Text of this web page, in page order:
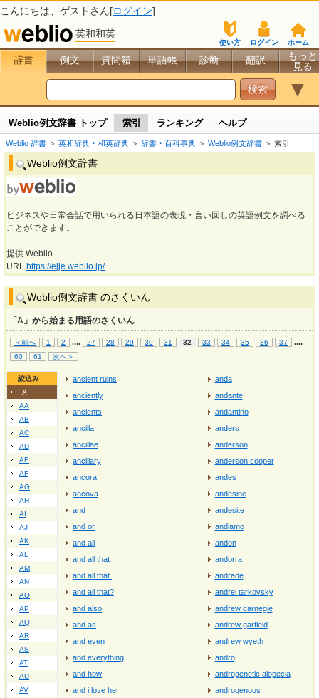
こんにちは、 ゲスト さん[ログイン]
英和和英
ホーム
ログイン
使い方
辞書 例文 質問箱 単語帳 診断 翻訳
もっと
見る
▼
Weblio例文辞書 トップ 索引 ランキング ヘルプ
Weblio 辞書 ＞ 英和辞典・和英辞典 ＞ 辞書・百科事典 ＞ Weblio例文辞書 ＞ 索引
Weblio例文辞書
ビジネスや日常会話で用いられる日本語の表現・言い回しの英語例文を調べる
ことができます。
提供 Weblio
URL https://ejje.weblio.jp/
Weblio例文辞書 のさくいん
「A」から始まる用語のさくいん
＜前へ 1 2 .... 27 28 29 30 31 32 33 34 35 36 37 ....
60 61 次へ＞
絞込み
A
AA
AB
AC
AD
AE
AF
AG
AH
AI
AJ
AK
AL
AM
AN
AO
AP
AQ
AR
AS
AT
AU
AV
ancient ruins
anciently
ancients
ancilla
ancillae
ancillary
ancora
ancova
and
and or
and all
and all that
and all that.
and all that?
and also
and as
and even
and everything
and how
and i love her
anda
andante
andantino
anders
anderson
anderson cooper
andes
andesine
andesite
andiamo
andon
andorra
andrade
andrei tarkovsky
andrew carnegie
andrew garfield
andrew wyeth
andro
androgenetic alopecia
androgenous